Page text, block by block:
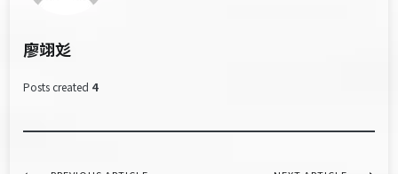
廖翊彣
Posts created 4